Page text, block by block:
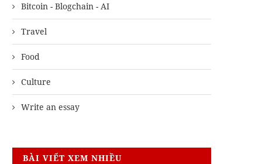
Bitcoin - Blogchain - AI
Travel
Food
Culture
Write an essay
BÀI VIẾT XEM NHIỀU